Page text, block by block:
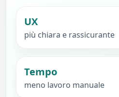
UX
più chiara e rassicurante
Tempo
meno lavoro manuale